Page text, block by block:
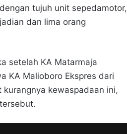
tujuh unit sepedamotor,
dan lima orang
setelah KA Matarmaja
KA Malioboro Ekspres dari
kewaspadaan ini,